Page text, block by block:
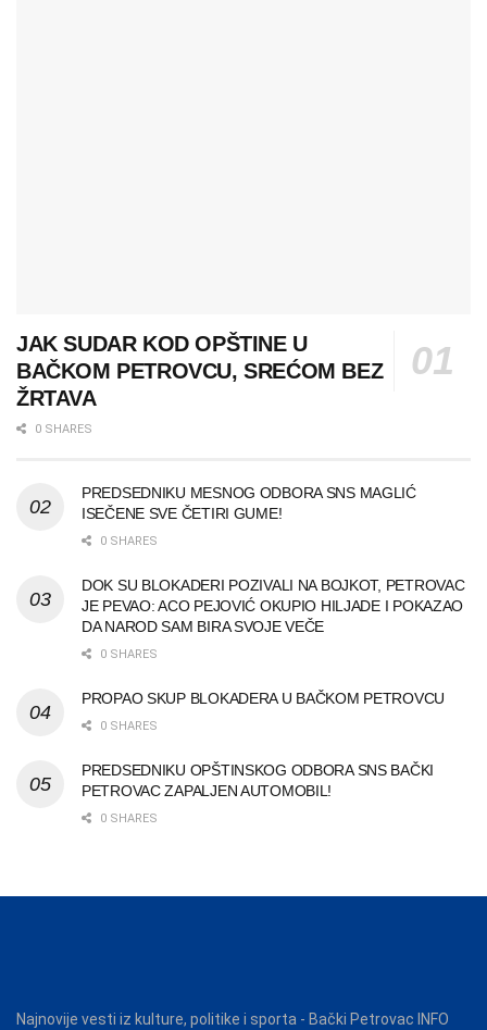
JAK SUDAR KOD OPŠTINE U
BAČKOM PETROVCU, SREĆOM BEZ
ŽRTAVA
0 SHARES
PREDSEDNIKU MESNOG ODBORA SNS MAGLIĆ
ISEČENE SVE ČETIRI GUME!
0 SHARES
DOK SU BLOKADERI POZIVALI NA BOJKOT, PETROVAC
JE PEVAO: ACO PEJOVIĆ OKUPIO HILJADE I POKAZAO
DA NAROD SAM BIRA SVOJE VEČE
0 SHARES
PROPAO SKUP BLOKADERA U BAČKOM PETROVCU
0 SHARES
PREDSEDNIKU OPŠTINSKOG ODBORA SNS BAČKI
PETROVAC ZAPALJEN AUTOMOBIL!
0 SHARES
Najnovije vesti iz kulture, politike i sporta - Bački Petrovac INFO